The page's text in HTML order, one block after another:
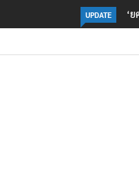
UPDATE
ะนั่งเกล้า ช่วยเหยื่อเหตุ รร. เทพ